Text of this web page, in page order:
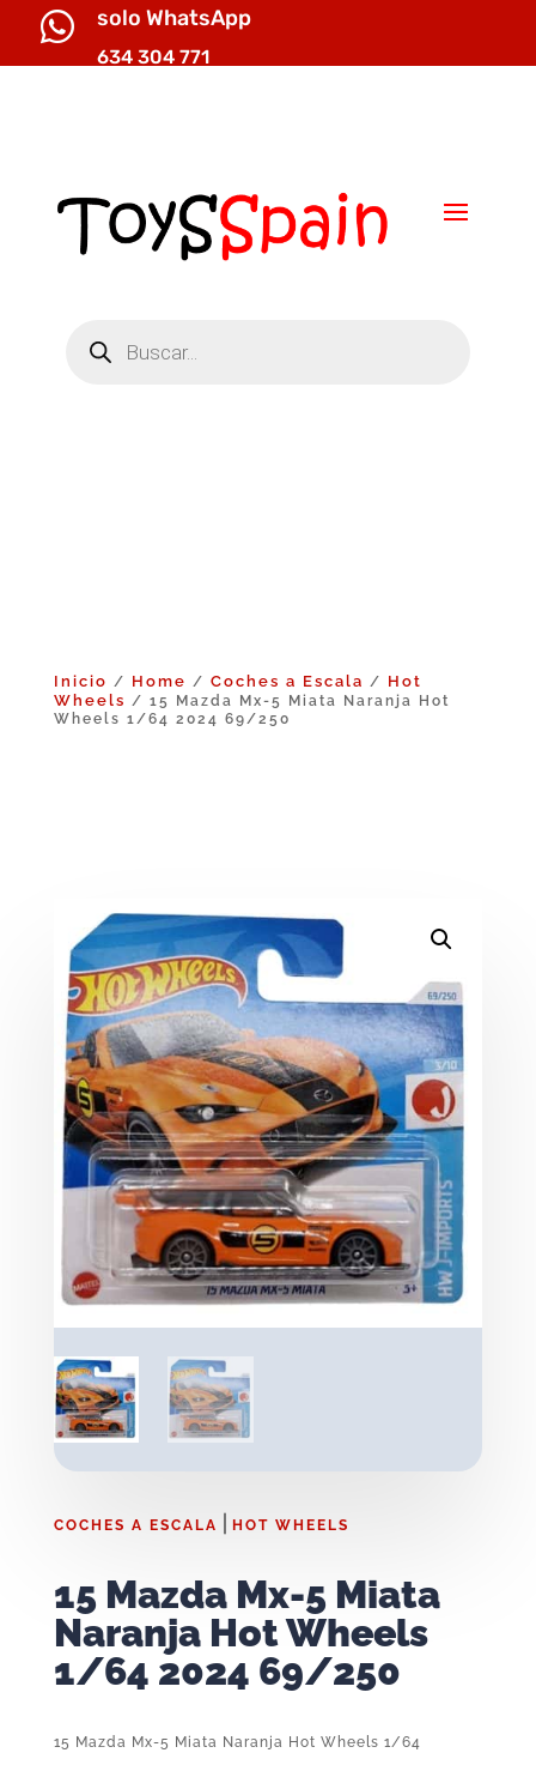
 solo WhatsApp
634 304 771
productos
Inicio / Home / Coches a Escala / Hot
Wheels / 15 Mazda Mx-5 Miata Naranja Hot
Wheels 1/64 2024 69/250
COCHES A ESCALA HOT WHEELS
15 Mazda Mx-5 Miata
Naranja Hot Wheels
1/64 2024 69/250
15 Mazda Mx-5 Miata Naranja Hot Wheels 1/64